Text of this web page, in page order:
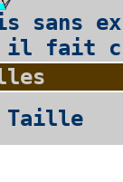
sans
il fait
Taille